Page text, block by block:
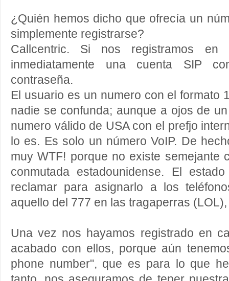
¿Quién hemos dicho que ofrecía un
simplemente registrarse?
Callcentric. Si nos registramos en
inmediatamente una cuenta SIP
contraseña.
El usuario es un numero con el formato
nadie se confunda; aunque a ojos de
numero válido de USA con el prefjo
lo es. Es solo un número VoIP. De
muy WTF! porque no existe semejante
conmutada estadounidense. El
reclamar para asignarlo a los
aquello del 777 en las tragaperras
Una vez nos hayamos registrado en
acabado con ellos, porque aún
phone number", que es para lo que